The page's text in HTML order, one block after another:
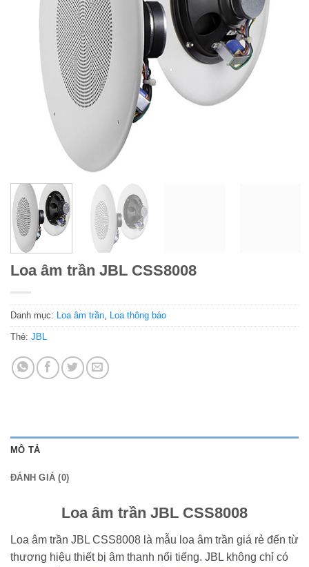
Loa âm trần JBL CSS8008
Danh mục: Loa âm trần, Loa thông báo
Thẻ: JBL
MÔ TẢ
ĐÁNH GIÁ (0)
Loa âm trần JBL CSS8008
Loa âm trần JBL CSS8008 là mẫu loa âm trần giá rẻ đến từ
thương hiệu thiết bị âm thanh nổi tiếng. JBL không chỉ có